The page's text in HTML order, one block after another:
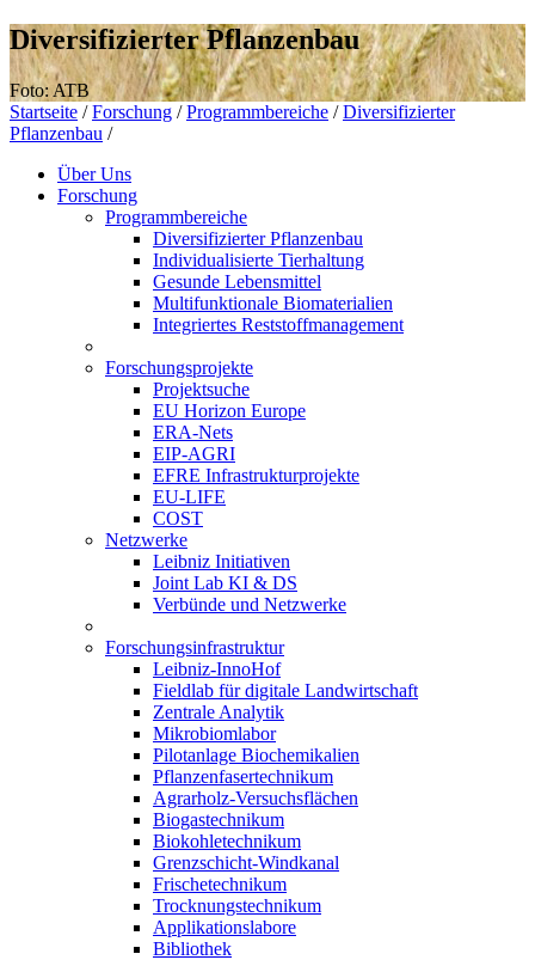
Diversifizierter Pflanzenbau
Foto: ATB
Startseite / Forschung / Programmbereiche / Diversifizierter
Pflanzenbau /
Über Uns
Forschung
Programmbereiche
Diversifizierter Pflanzenbau
Individualisierte Tierhaltung
Gesunde Lebensmittel
Multifunktionale Biomaterialien
Integriertes Reststoffmanagement
Forschungsprojekte
Projektsuche
EU Horizon Europe
ERA-Nets
EIP-AGRI
EFRE Infrastrukturprojekte
EU-LIFE
COST
Netzwerke
Leibniz Initiativen
Joint Lab KI & DS
Verbünde und Netzwerke
Forschungsinfrastruktur
Leibniz-InnoHof
Fieldlab für digitale Landwirtschaft
Zentrale Analytik
Mikrobiomlabor
Pilotanlage Biochemikalien
Pflanzenfasertechnikum
Agrarholz-Versuchsflächen
Biogastechnikum
Biokohletechnikum
Grenzschicht-Windkanal
Frischetechnikum
Trocknungstechnikum
Applikationslabore
Bibliothek